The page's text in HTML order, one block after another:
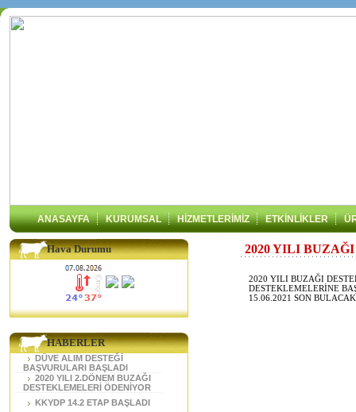
ANASAYFA KURUMSAL HİZMETLERİMİZ ETKİNLİKLER
Hava Durumu
HABERLER
DÜVE ALIM DESTEĞİ
BAŞVURULARI BAŞLADI
2020 YILI 2.DÖNEM BUZAĞI
DESTEKLEMELERİ ÖDENİYOR
KKYDP 14.2 ETAP BAŞLADI
2020 YILI
2020 YILI BUZAĞI
DESTEKLEMELERİNE
15.06.2021 SON